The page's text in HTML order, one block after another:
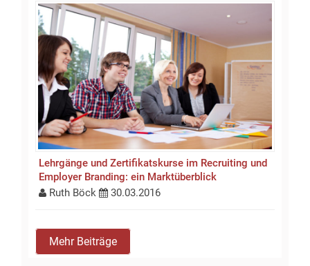
Lehrgänge und Zertifikatskurse im Recruiting und
Employer Branding: ein Marktüberblick
Ruth Böck
30.03.2016
Mehr Beiträge